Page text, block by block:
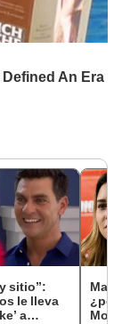
sitio”:
le lleva
a
¿por